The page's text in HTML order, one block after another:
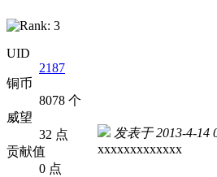
UID
2187
铜币
8078 个
威望
32 点
贡献值
0 点
发表于 2013-4-14
xxxxxxxxxxxxx